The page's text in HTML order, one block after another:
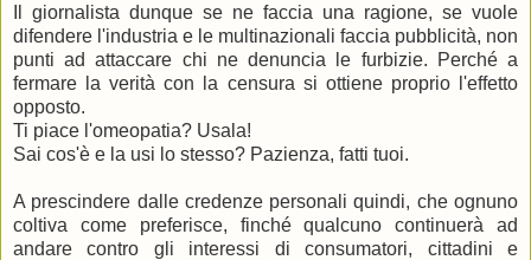
Il giornalista dunque se ne faccia una ragione, se vuole
difendere l'industria e le multinazionali faccia pubblicità, non
punti ad attaccare chi ne denuncia le furbizie. Perché a
fermare la verità con la censura si ottiene proprio l'effetto
opposto.
Ti piace l'omeopatia? Usala!
Sai cos'è e la usi lo stesso? Pazienza, fatti tuoi.
A prescindere dalle credenze personali quindi, che ognuno
coltiva come preferisce, finché qualcuno continuerà ad
andare contro gli interessi di consumatori, cittadini e